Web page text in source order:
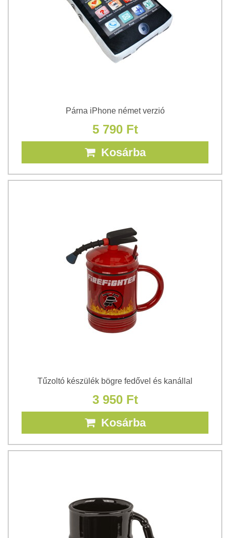
Párna iPhone német verzió
5 790 Ft
Kosárba
Tűzoltó készülék bögre fedővel és kanállal
3 950 Ft
Kosárba